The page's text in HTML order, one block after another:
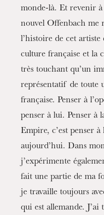
monde-là. Et revenir
nouvel Offenbach me
l’histoire de cet
culture française et la
très touchant qu’un
représentatif de toute
française. Penser à
penser à lui. Penser à
Empire, c’est penser
aujourd’hui. Dans
j’expérimente
fait une partie de ma
je travaille toujours
qui est allemande. J’ai